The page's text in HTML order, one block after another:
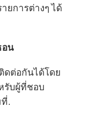
การต่างๆ ได้
อน
ต่อกันได้โดย
รับผู้ที่ชอบ
.